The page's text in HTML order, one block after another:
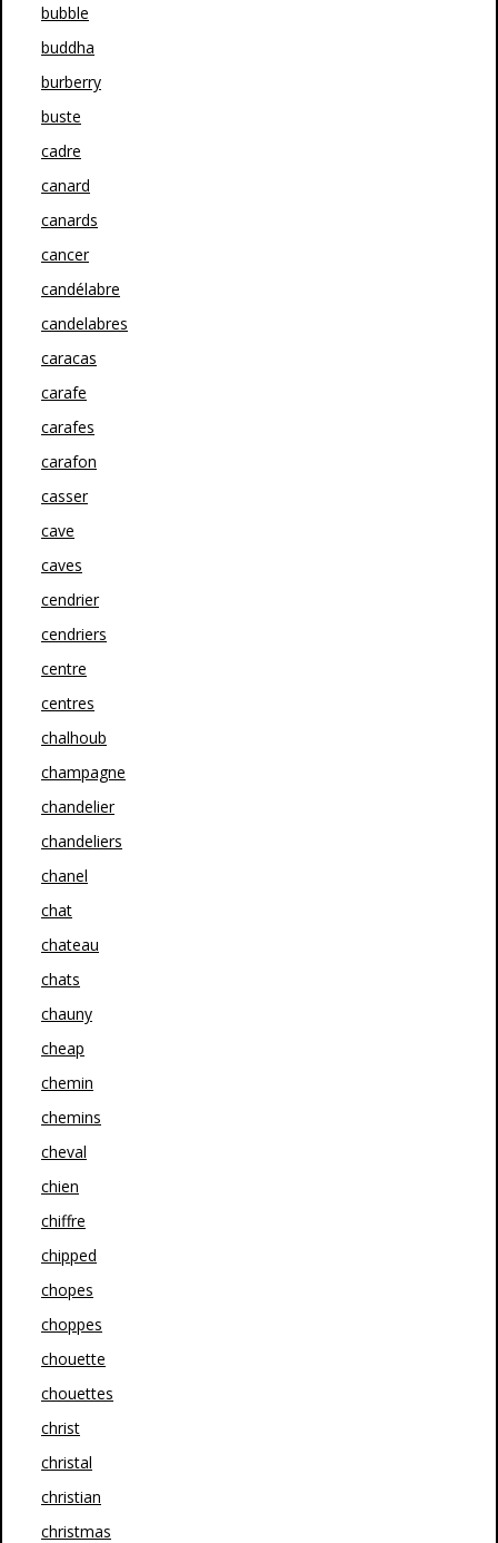
bubble
buddha
burberry
buste
cadre
canard
canards
cancer
candélabre
candelabres
caracas
carafe
carafes
carafon
casser
cave
caves
cendrier
cendriers
centre
centres
chalhoub
champagne
chandelier
chandeliers
chanel
chat
chateau
chats
chauny
cheap
chemin
chemins
cheval
chien
chiffre
chipped
chopes
choppes
chouette
chouettes
christ
christal
christian
christmas